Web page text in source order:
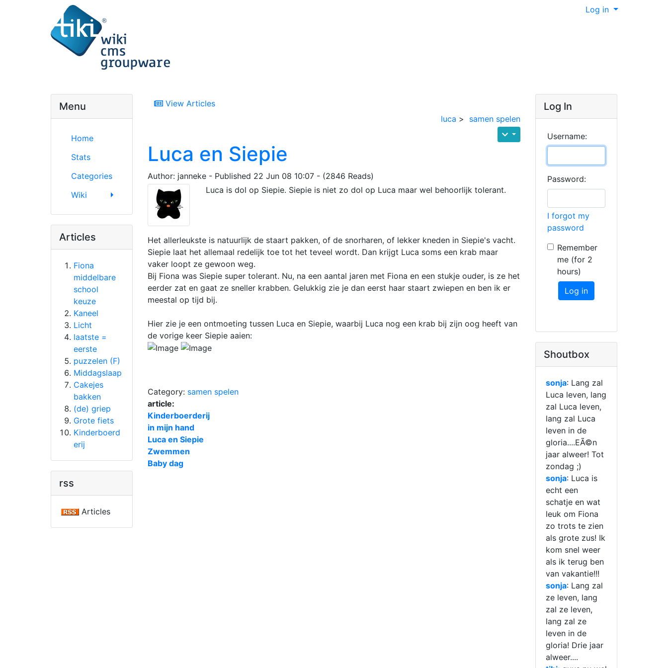
Log in
View Articles
luca > samen spelen
Luca en Siepie
Author: janneke - Published 22 Jun 08 10:07 - (2846 Reads)
Luca is dol op Siepie. Siepie is niet zo dol op Luca maar wel behoorlijk tolerant.
Het allerleukste is natuurlijk de staart pakken, of de snorharen, of lekker kneden in Siepie's vacht.
Siepie laat het allemaal redelijk toe tot het teveel wordt. Dan krijgt Luca soms een krab maar
vaker loopt ze gewoon weg.
Bij Fiona was Siepie super tolerant. Nu, na een aantal jaren met Fiona en een stukje ouder, is ze het
eerder zat en gaat ze sneller krabben. Gelukkig zie je dan eerst haar staart zwiepen en ben ik er
meestal op tijd bij.
Hier zie je een ontmoeting tussen Luca en Siepie, waarbij Luca nog een krab bij zijn oog heeft van
de vorige keer Siepie aaien:
Category: samen spelen
article:
Kinderboerderij
in mijn hand
Luca en Siepie
Zwemmen
Baby dag
Menu
Home
Stats
Categories
Wiki
Articles
Fiona
middelbare
school
keuze
Kaneel
Licht
laatste =
eerste
puzzelen (F)
Middagslaap
Cakejes
bakken
(de) griep
Grote fiets
Kinderboerd
erij
rss
Articles
Log In
Username:
Password:
I forgot my
password
Remember
me (for 2
hours)
Log in
Shoutbox
sonja: Lang zal
Luca leven, lang
zal Luca leven,
lang zal Luca
leven in de
gloria....EÃ©n
jaar alweer! Tot
zondag ;)
sonja: Luca is
echt een
schatje en wat
leuk om Fiona
zo trots te zien
als grote zus! Ik
kom snel weer
als ik terug ben
van vakantie!!!
sonja: Lang zal
ze leven, lang
zal ze leven,
lang zal ze
leven in de
gloria! Drie jaar
alweer....